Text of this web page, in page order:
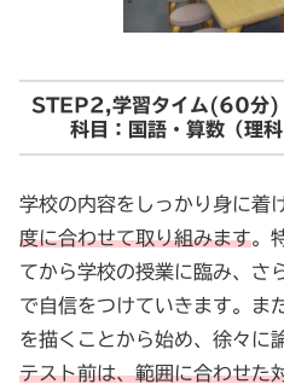
STEP2,学習タイム(60分
科目：国語・算数（理科
学校の内容をしっかり身に着
度に合わせて取り組みます。
てから学校の授業に臨み、さ
で自信をつけていきます。ま
を描くことから始め、徐々に
テスト前は、範囲に合わせた